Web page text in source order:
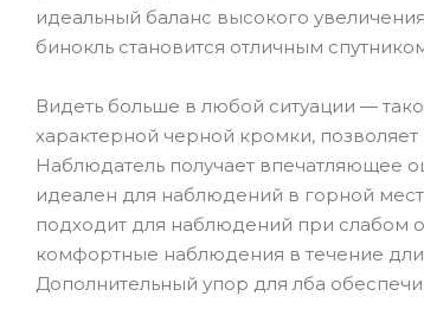
идеальный баланс высокого
бинокль становится отличным
Видеть больше в любой ситуации —
характерной черной кромки,
Наблюдатель получает впечатляющее
идеален для наблюдений в горной
подходит для наблюдений при слабом
комфортные наблюдения в течение
Дополнительный упор для лба